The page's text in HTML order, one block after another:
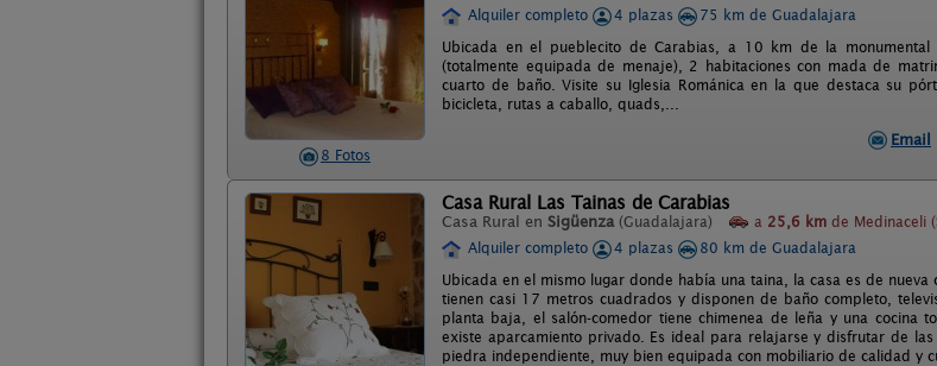
8 Fotos
Alquiler completo
4 plazas
75 km de Guadalajara
Ubicada en el pueblecito de Carabias, a 10 km de la monumental
(totalmente equipada de menaje), 2 habitaciones con mada de
cuarto de baño. Visite su Iglesia Románica en la que destaca su
bicicleta, rutas a caballo, quads,...
Email
Casa Rural Las Tainas de Carabias
Casa Rural en Sigüenza (Guadalajara) a 25,6 km de Medinaceli
Alquiler completo
4 plazas
80 km de Guadalajara
Ubicada en el mismo lugar donde había una taina, la casa es de
tienen casi 17 metros cuadrados y disponen de baño completo,
planta baja, el salón-comedor tiene chimenea de leña y una cocina
existe aparcamiento privado. Es ideal para relajarse y disfrutar de
piedra independiente, muy bien equipada con mobiliario de calidad y